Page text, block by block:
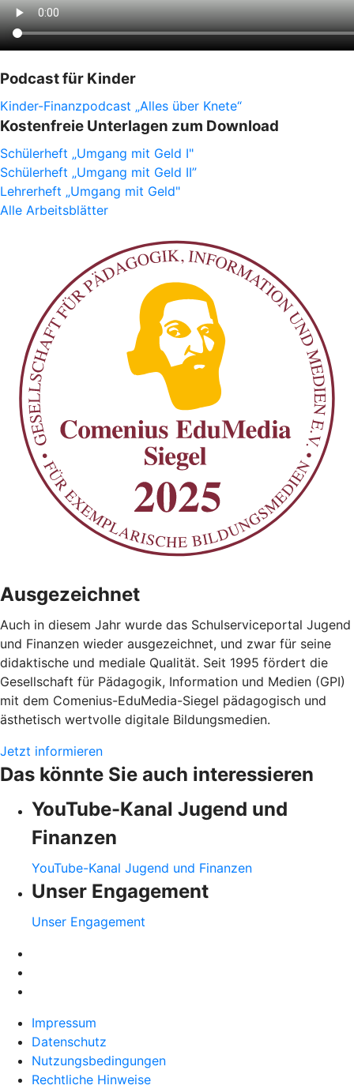
Podcast für Kinder
Kinder-Finanzpodcast „Alles über Knete“
Kostenfreie Unterlagen zum Download
Schülerheft „Umgang mit Geld I"
Schülerheft „Umgang mit Geld II”
Lehrerheft „Umgang mit Geld"
Alle Arbeitsblätter
Ausgezeichnet
Auch in diesem Jahr wurde das Schulserviceportal Jugend
und Finanzen wieder ausgezeichnet, und zwar für seine
didaktische und mediale Qualität. Seit 1995 fördert die
Gesellschaft für Pädagogik, Information und Medien (GPI)
mit dem Comenius-EduMedia-Siegel pädagogisch und
ästhetisch wertvolle digitale Bildungsmedien.
Jetzt informieren
Das könnte Sie auch interessieren
YouTube-Kanal Jugend und
Finanzen
YouTube-Kanal Jugend und Finanzen
Unser Engagement
Unser Engagement
Impressum
Datenschutz
Nutzungsbedingungen
Rechtliche Hinweise